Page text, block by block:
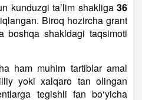
kunduzgi ta’lim shakliga 36
Biroq hozircha grant
boshqa shakldagi taqsimoti
ham muhim tartiblar amal
yoki xalqaro tan olingan
tegishli fan bo‘yicha